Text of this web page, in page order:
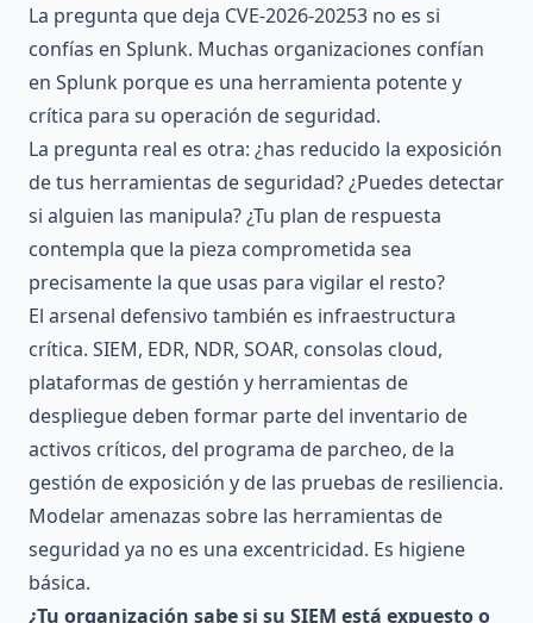
La pregunta que deja CVE-2026-20253 no es si
confías en Splunk. Muchas organizaciones confían
en Splunk porque es una herramienta potente y
crítica para su operación de seguridad.
La pregunta real es otra: ¿has reducido la exposición
de tus herramientas de seguridad? ¿Puedes detectar
si alguien las manipula? ¿Tu plan de respuesta
contempla que la pieza comprometida sea
precisamente la que usas para vigilar el resto?
El arsenal defensivo también es infraestructura
crítica. SIEM, EDR, NDR, SOAR, consolas cloud,
plataformas de gestión y herramientas de
despliegue deben formar parte del inventario de
activos críticos, del programa de parcheo, de la
gestión de exposición y de las pruebas de resiliencia.
Modelar amenazas sobre las herramientas de
seguridad ya no es una excentricidad. Es higiene
básica.
¿Tu organización sabe si su SIEM está expuesto o